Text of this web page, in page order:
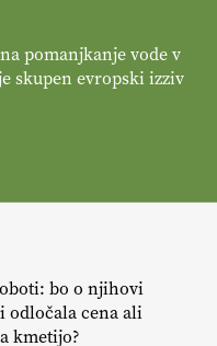
– naravna pot do zdravih tal
#IMCAP #CAP
14.07.2026
pomanjkanje vode v
skupen evropski izziv
bo o njihovi
odločala cena ali
kmetijo?